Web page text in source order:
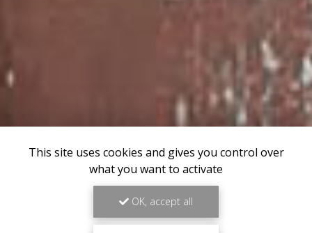
This site uses cookies and gives you control over
what you want to activate
OK, accept all